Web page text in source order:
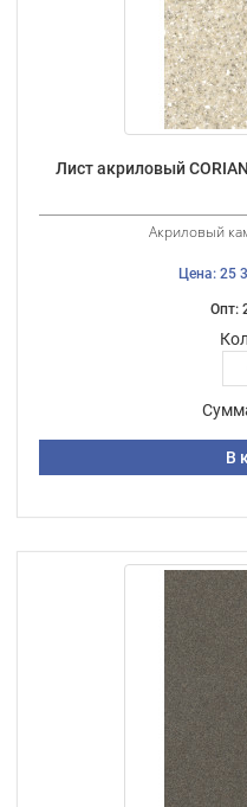
Лист акриловый
Акриловый
Цена: 25
Опт:
В